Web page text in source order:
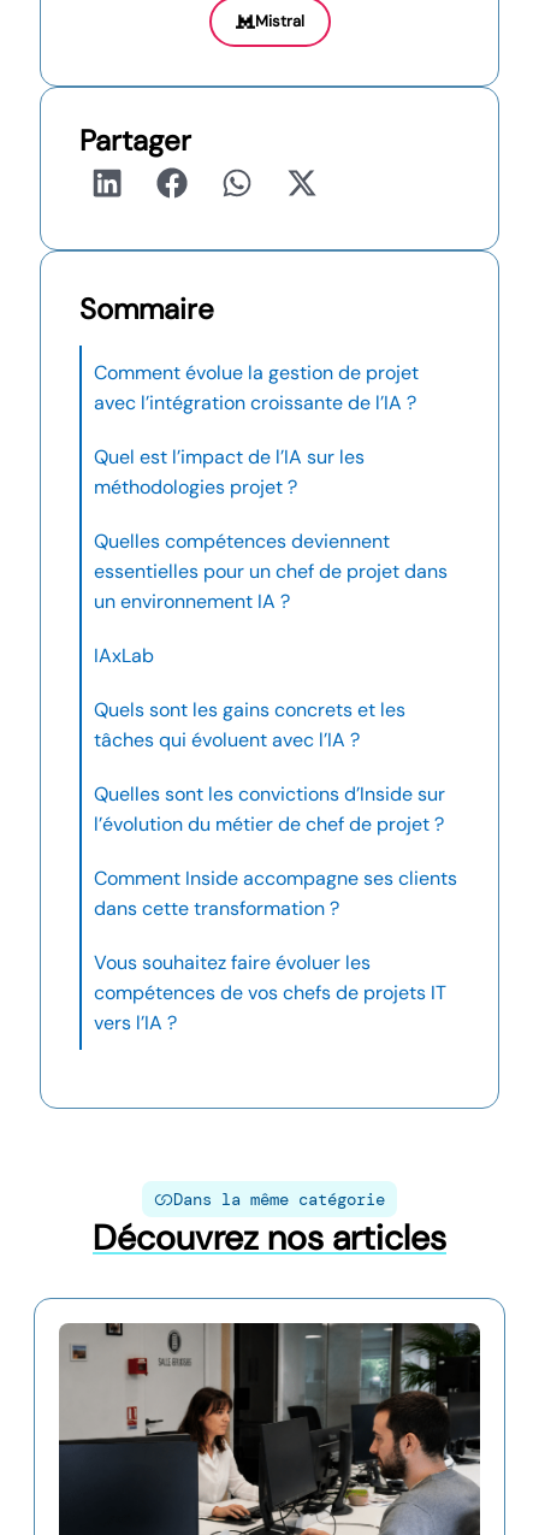
Mistral
Partager
Sommaire
Comment évolue la gestion de projet
avec l’intégration croissante de l’IA ?
Quel est l’impact de l’IA sur les
méthodologies projet ?
Quelles compétences deviennent
essentielles pour un chef de projet dans
un environnement IA ?
IAxLab
Quels sont les gains concrets et les
tâches qui évoluent avec l’IA ?
Quelles sont les convictions d’Inside sur
l’évolution du métier de chef de projet ?
Comment Inside accompagne ses clients
dans cette transformation ?
Vous souhaitez faire évoluer les
compétences de vos chefs de projets IT
vers l’IA ?
Dans la même catégorie
Découvrez nos articles